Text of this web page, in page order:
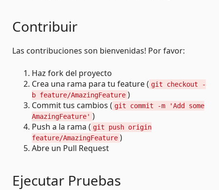
Contribuir
Las contribuciones son bienvenidas! Por favor:
Haz fork del proyecto
Crea una rama para tu feature ( git checkout -
b feature/AmazingFeature )
Commit tus cambios ( git commit -m 'Add some
AmazingFeature' )
Push a la rama ( git push origin
feature/AmazingFeature )
Abre un Pull Request
Ejecutar Pruebas